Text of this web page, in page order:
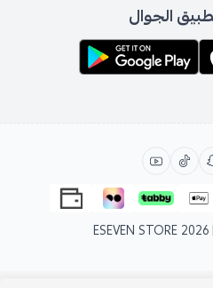
الجوال
ESEVEN STORE